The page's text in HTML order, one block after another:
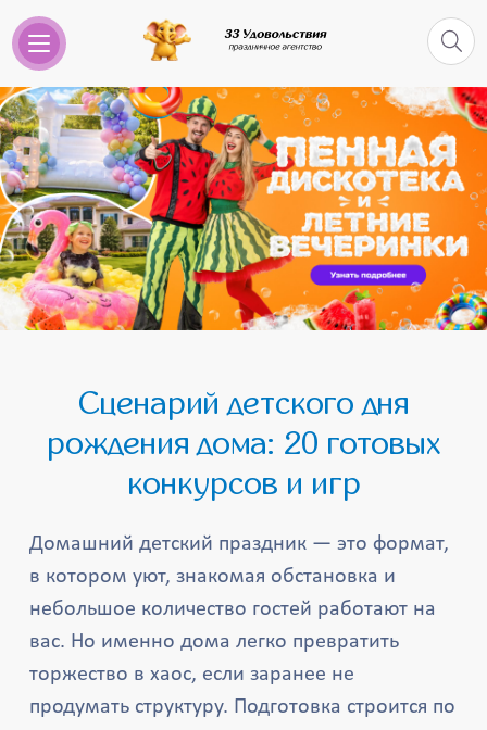
Сценарий детского дня
рождения дома: 20 готовых
конкурсов и игр
Домашний детский праздник — это формат,
в котором уют, знакомая обстановка и
небольшое количество гостей работают на
вас. Но именно дома легко превратить
торжество в хаос, если заранее не
продумать структуру. Подготовка строится по